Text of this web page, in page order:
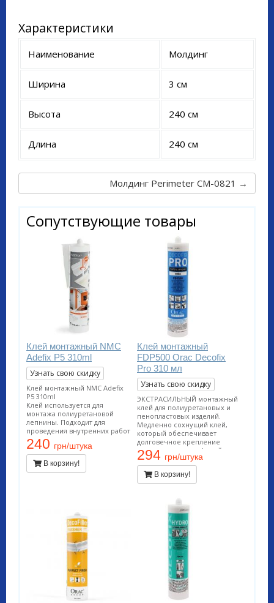
Характеристики
Наименование Молдинг
Ширина 3 см
Высота 240 см
Длина 240 см
Молдинг Perimeter CM-0821 →
Сопутствующие товары
Клей монтажный NMC
Adefix P5 310ml
Узнать свою скидку
Клей монтажный NMC Adefix
P5 310ml
Клей используется для
монтажа полиуретановой
лепнины. Подходит для
проведения внутренних работ
и применения на пористых
поверхностях. Расход тюбика
12 метров погонных.
240 грн/штука
В корзину!
Клей монтажный
FDP500 Orac Decofix
Pro 310 мл
Узнать свою скидку
ЭКСТРАСИЛЬНЫЙ монтажный
клей для полиуретановых и
пенопластовых изделий.
Медленно сохнущий клей,
который обеспечивает
долговечное крепление
декоративных профилей на
стенах и/или потолках.
Подходит для проведения
внутренних работ и
применения на пористых
12 метров погонных.
294 грн/штука
В корзину!